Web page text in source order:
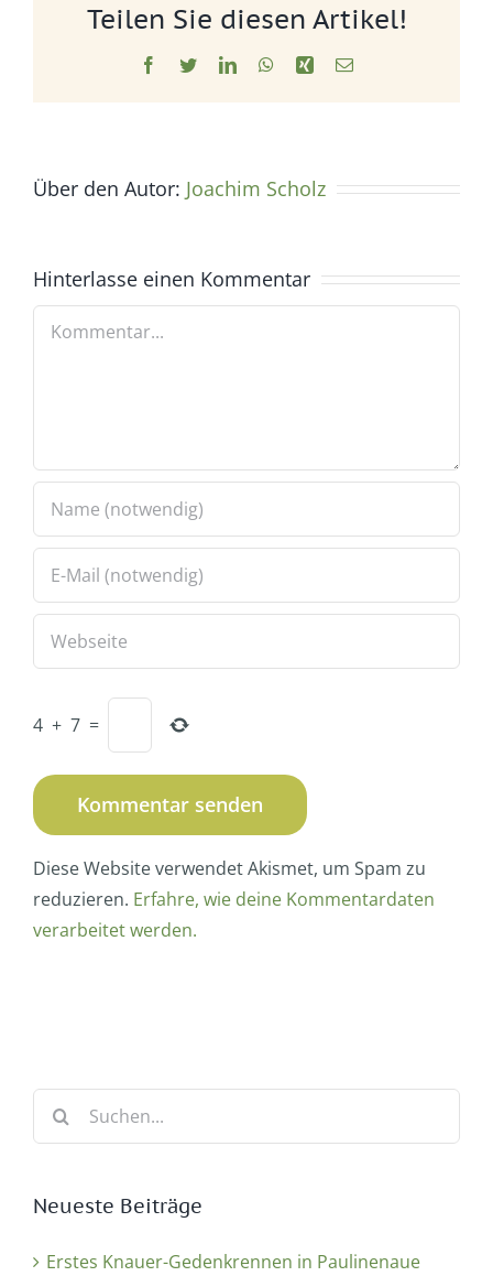
Teilen Sie diesen Artikel!
Facebook
TwitterLinkedInWhatsApp
Xing E-
Über den Autor: Joachim Scholz
Hinterlasse einen Kommentar
Kommentar
4 + 7 =
Diese Website verwendet Akismet, um Spam zu
reduzieren. Erfahre, wie deine Kommentardaten
verarbeitet werden.
Suche
Neueste Beiträge
Erstes Knauer-Gedenkrennen in Paulinenaue